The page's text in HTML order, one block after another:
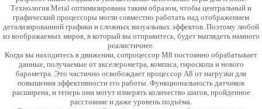
Технология Metal оптимизирована таким образом, чтобы центральный и
графический процессоры могли совместно работать над отображением
детализированной графики и сложных визуальных эффектов. Поэтому любой
из воображаемых миров, в который вы отправитесь, будет выглядеть намного
реалистичнее.
Когда вы находитесь в движении, сопроцессор M8 постоянно обрабатывает
данные, получаемые от акселерометра, компаса, гироскопа и нового
барометра. Это частично освобождает процессор A8 от нагрузки для
повышения эффективности его работы. Функциональность датчиков
расширена, и теперь они могут измерять количество шагов, пройденное
расстояние и даже уровень подъёма.